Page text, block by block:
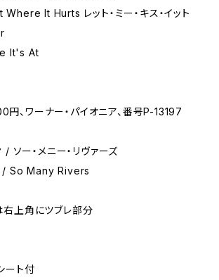
It Hurts レット・ミー・キス・イット
It's At
、ワーナー・パイオニア、番号P-13197
ソー・メニー・リヴァーズ
So Many Rivers
右上角にツブレ部分
ート付